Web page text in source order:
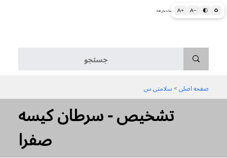
A+ A− 🌓 ♻ اطلاعات پزشکی و بهداشتی به زبان ساده برای همه
صفحه اصلی > سلامتی س
تشخیص - سرطان کیسه
صفرا